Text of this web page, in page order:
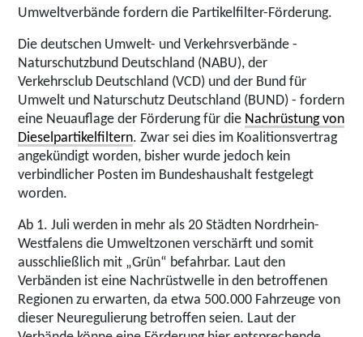
Umweltverbände fordern die Partikelfilter-Förderung.
Die deutschen Umwelt- und Verkehrsverbände -
Naturschutzbund Deutschland (NABU), der
Verkehrsclub Deutschland (VCD) und der Bund für
Umwelt und Naturschutz Deutschland (BUND) - fordern
eine Neuauflage der Förderung für die Nachrüstung von
Dieselpartikelfiltern. Zwar sei dies im Koalitionsvertrag
angekündigt worden, bisher wurde jedoch kein
verbindlicher Posten im Bundeshaushalt festgelegt
worden.
Ab 1. Juli werden in mehr als 20 Städten Nordrhein-
Westfalens die Umweltzonen verschärft und somit
ausschließlich mit „Grün“ befahrbar. Laut den
Verbänden ist eine Nachrüstwelle in den betroffenen
Regionen zu erwarten, da etwa 500.000 Fahrzeuge von
dieser Neuregulierung betroffen seien. Laut der